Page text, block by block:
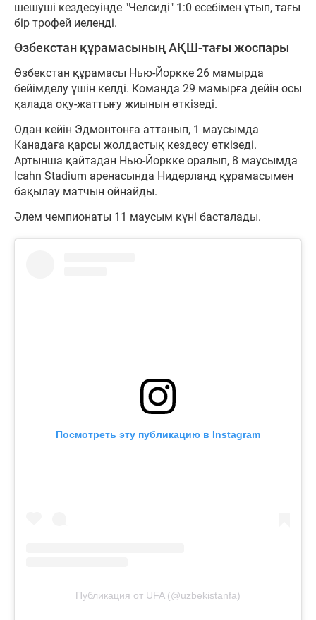
шешуші кездесуінде "Челсиді" 1:0 есебімен ұтып, тағы
бір трофей иеленді.
Өзбекстан құрамасының АҚШ-тағы жоспары
Өзбекстан құрамасы Нью-Йоркке 26 мамырда
бейімделу үшін келді. Команда 29 мамырға дейін осы
қалада оқу-жаттығу жиынын өткізеді.
Одан кейін Эдмонтонға аттанып, 1 маусымда
Канадаға қарсы жолдастық кездесу өткізеді.
Артынша қайтадан Нью-Йоркке оралып, 8 маусымда
Icahn Stadium аренасында Нидерланд құрамасымен
бақылау матчын ойнайды.
Әлем чемпионаты 11 маусым күні басталады.
Посмотреть эту публикацию в Instagram
Публикация от UFA (@uzbekistanfa)